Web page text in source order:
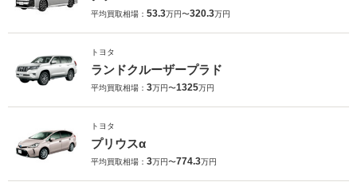
平均買取相場： 53.3万円〜320.3万円
トヨタ
ランドクルーザープラド
平均買取相場： 3万円〜1325万円
トヨタ
プリウスα
平均買取相場： 3万円〜774.3万円